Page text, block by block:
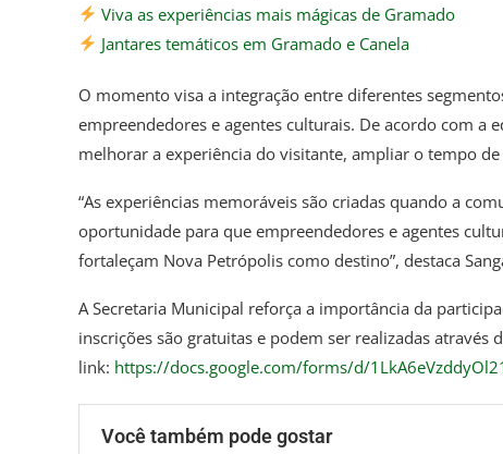
Viva as experiências mais mágicas de Gramado
Jantares temáticos em Gramado e Canela
O momento visa a integração entre diferentes
empreendedores e agentes culturais. De acordo com a
melhorar a experiência do visitante, ampliar o tempo
“As experiências memoráveis são criadas quando a
oportunidade para que empreendedores e agentes
fortaleçam Nova Petrópolis como destino”, destaca
A Secretaria Municipal reforça a importância da
inscrições são gratuitas e podem ser realizadas através
link: https://docs.google.com/forms/d/
Você também pode gostar